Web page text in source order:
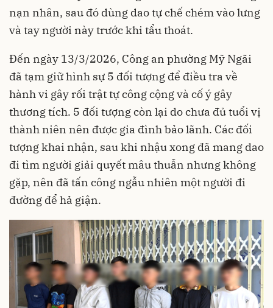
nạn nhân, sau đó dùng dao tự chế chém vào lưng
và tay người này trước khi tẩu thoát.
Đến ngày 13/3/2026, Công an phường Mỹ Ngãi
đã tạm giữ hình sự 5 đối tượng để điều tra về
hành vi gây rối trật tự công cộng và cố ý gây
thương tích. 5 đối tượng còn lại do chưa đủ tuổi vị
thành niên nên được gia đình bảo lãnh. Các đối
tượng khai nhận, sau khi nhậu xong đã mang dao
đi tìm người giải quyết mâu thuẫn nhưng không
gặp, nên đã tấn công ngẫu nhiên một người đi
đường để hả giận.